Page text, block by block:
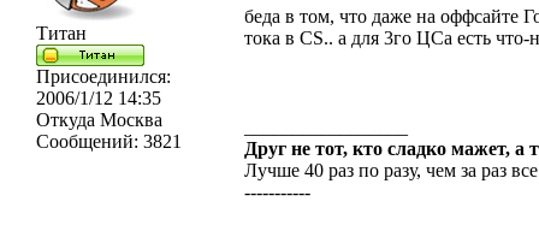
Титан
Присоединился:
2006/1/12 14:35
Откуда Москва
Сообщений: 3821
беда в том, что даже на оффсайте
тока в CS.. а для 3го ЦСа есть что-
Друг не тот, кто сладко мажет, а
Лучше 40 раз по разу, чем за раз
-----------